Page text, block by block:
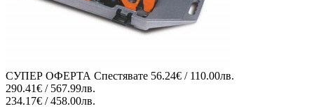
СУПЕР ОФЕРТА Спестявате 56.24€ / 110.00лв.
290.41€ / 567.99лв.
234.17€ / 458.00лв.